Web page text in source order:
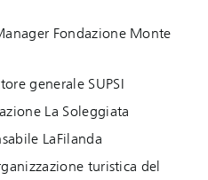
Fondazione Monte
generale SUPSI
La Soleggiata
LaFilanda
turistica del